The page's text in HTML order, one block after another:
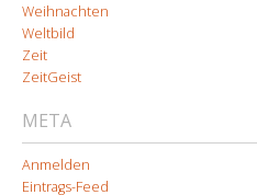
Weihnachten
Weltbild
Zeit
ZeitGeist
META
Anmelden
Eintrags-Feed